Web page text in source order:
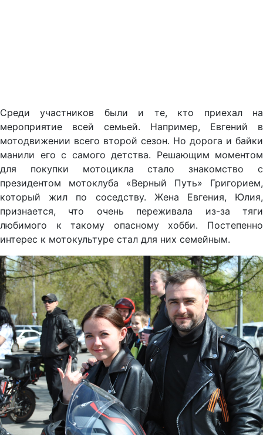
Среди участников были и те, кто приехал на
мероприятие всей семьей. Например, Евгений в
мотодвижении всего второй сезон. Но дорога и байки
манили его с самого детства. Решающим моментом
для покупки мотоцикла стало знакомство с
президентом мотоклуба «Верный Путь» Григорием,
который жил по соседству. Жена Евгения, Юлия,
признается, что очень переживала из-за тяги
любимого к такому опасному хобби. Постепенно
интерес к мотокультуре стал для них семейным.